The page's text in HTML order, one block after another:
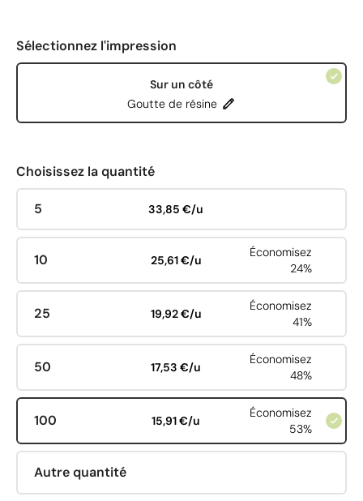
Sélectionnez l'impression
Sur un côté
Goutte de résine
Choisissez la quantité
5 33,85 €/u
10 25,61 €/u
Économisez
24%
25 19,92 €/u
Économisez
41%
50 17,53 €/u
Économisez
48%
100 15,91 €/u
Économisez
53%
Autre quantité